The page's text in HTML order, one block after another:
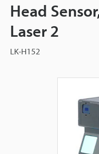
Head
Laser 2
LK-H152